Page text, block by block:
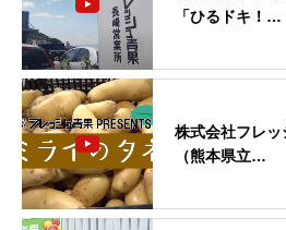
「ひるドキ！…
株式会社フレ
（熊本県立…